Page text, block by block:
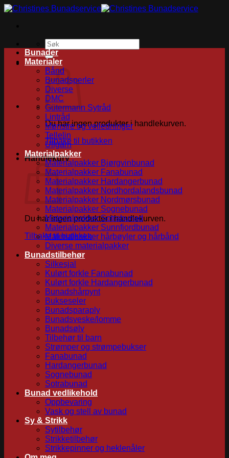
Skip
Søk
etter:
Du har ingen produkter i handlekurven.
Tilbake til butikken
Handlekurv
Du har ingen produkter i handlekurven.
Tilbake til butikken
Bunader
Materialer
Bånd
Bunadsperler
Diverse
DMC
Gütermann Sytråd
Lintråd
Mønstre og veiledninger
Tellelin
Ullgarn
Materialpakker
Materialpakker Bjørgvinbunad
Materialpakker Fanabunad
Materialpakker Hardangerbunad
Materialpakker Nordhordalandsbunad
Materialpakker Nordmørsbunad
Materialpakker Sognebunad
Materialpakker Sotrabunad
Materialpakker Sunnfjordbunad
Materialpakker hårbøyler og hårbånd
Diverse materialpakker
Bunadstilbehør
Silkesjal
Kulørt forkle Fanabunad
Kulørt forkle Hardangerbunad
Bunadshårpynt
Bukseseler
Bunadsparaply
Bunadsveske/lomme
Bunadsølv
Tilbehør til barn
Strømper og strømpebukser
Fanabunad
Hardangerbunad
Sognebunad
Sotrabunad
Bunad vedlikehold
Oppbevaring
Vask og stell av bunad
Sy & Strikk
Sytilbehør
Strikketilbehør
Strikkepinner og heklenåler